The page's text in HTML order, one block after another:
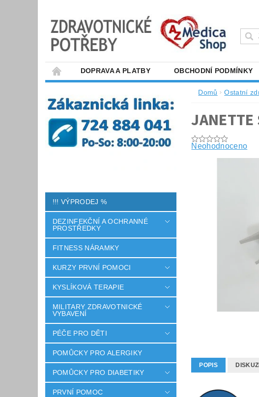
DOPRAVA A PLATBY OBCHODNÍ PODMÍNKY
!!! VÝPRODEJ %
DEZINFEKČNÍ A OCHRANNÉ
PROSTŘEDKY
FITNESS NÁRAMKY
KURZY PRVNÍ POMOCI
KYSLÍKOVÁ TERAPIE
MILITARY ZDRAVOTNICKÉ
VYBAVENÍ
PÉČE PRO DĚTI
POMŮCKY PRO ALERGIKY
POMŮCKY PRO DIABETIKY
PRVNÍ POMOC
Domů Ostatní
JANETTE
Neohodnoceno
POPIS